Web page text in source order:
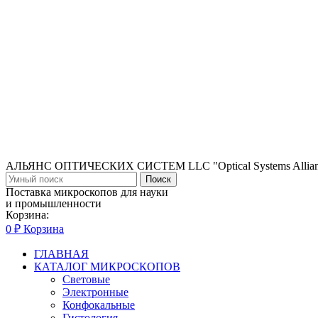
АЛЬЯНС ОПТИЧЕСКИХ СИСТЕМ LLC "Optical Systems
Поиск
Поставка микроскопов для науки
и промышленности
Корзина:
0 ₽ Корзина
ГЛАВНАЯ
КАТАЛОГ МИКРОСКОПОВ
Световые
Электронные
Конфокальные